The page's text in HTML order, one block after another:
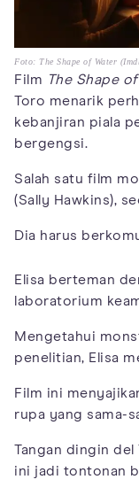
Foto: The Shape of Water
Film The Shape
Toro menarik
kebanjiran piala
bergengsi.
Salah satu film
(Sally Hawkins),
Dia harus
Elisa berteman
laboratorium
Mengetahui
penelitian, Elisa
Film ini
rupa yang sama-
Tangan dingin
ini jadi tontonan